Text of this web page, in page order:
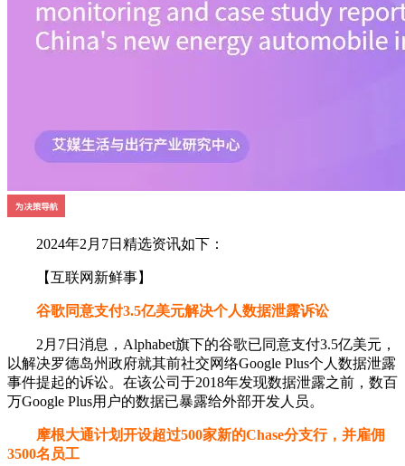
2024年2月7日精选资讯如下：
【互联网新鲜事】
谷歌同意支付3.5亿美元解决个人数据泄露诉讼
2月7日消息，Alphabet旗下的谷歌已同意支付3.5亿美元，
以解决罗德岛州政府就其前社交网络Google Plus个人数据泄露
事件提起的诉讼。在该公司于2018年发现数据泄露之前，数百
万Google Plus用户的数据已暴露给外部开发人员。
摩根大通计划开设超过500家新的Chase分支行，并雇佣
3500名员工